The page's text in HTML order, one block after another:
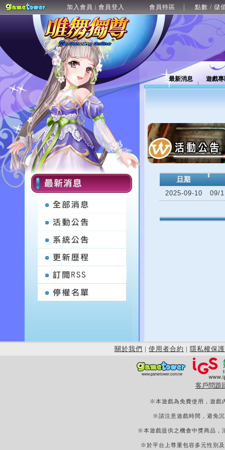
加入會員 | 會員登入 會員特區 點數 / 儲
最新消息 遊戲
日期
2025-09-10
09/
關於我們 | 使用者合約 | 隱私權保護
客戶問題
※本遊戲為免費使用，遊戲
※請注意遊戲時間，避免
※本遊戲提供之機會中獎商品，
※於平台上尊重包容多元性別